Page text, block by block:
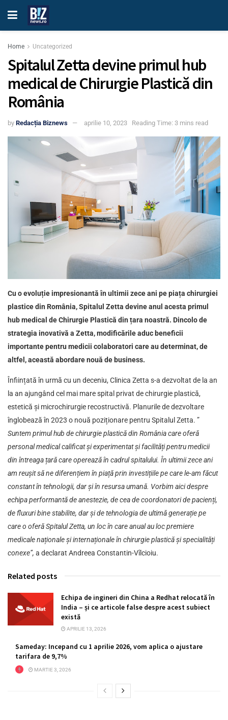
Home Uncategorized
Spitalul Zetta devine primul hub
medical de Chirurgie Plastică din
România
by Redacția Biznews aprilie 10, 2023 Reading Time: 3 mins read
Cu o evoluție impresionantă în ultimii zece ani pe piața chirurgiei
plastice din România, Spitalul Zetta devine anul acesta primul
hub medical de Chirurgie Plastică din țara noastră. Dincolo de
strategia inovativă a Zetta, modificările aduc beneficii
importante pentru medicii colaboratori care au determinat, de
altfel, această abordare nouă de business.
Înființată în urmă cu un deceniu, Clinica Zetta s-a dezvoltat de la an
la an ajungând cel mai mare spital privat de chirurgie plastică,
estetică și microchirurgie recostructivă. Planurile de dezvoltare
înglobează în 2023 o nouă poziționare pentru Spitalul Zetta. ”
Suntem primul hub de chirurgie plastică din România care oferă
personal medical calificat și experimentat și facilități pentru medicii
din întreaga țară care operează în cadrul spitalului. În ultimii zece ani
am reușit să ne diferențiem în piață prin investițiile pe care le-am făcut
constant în tehnologii, dar și în resursa umană. Vorbim aici despre
echipa performantă de anestezie, de cea de coordonatori de pacienți,
de fluxuri bine stabilite, dar și de tehnologia de ultimă generație pe
care o oferă Spitalul Zetta, un loc în care anual au loc premiere
medicale naționale și internaționale în chirurgie plastică și specialități
conexe”, a declarat Andreea Constantin-Vîlcioiu.
Related posts
Echipa de ingineri din China a Redhat relocată în
India – și ce articole false despre acest subiect
există
APRILIE 13, 2026
Sameday: Incepand cu 1 aprilie 2026, vom aplica o ajustare
tarifara de 9,7%
MARTIE 3, 2026